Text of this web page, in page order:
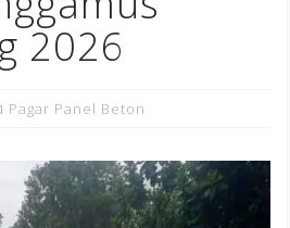
2026
Pagar Panel Beton